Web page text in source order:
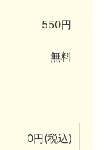
550円
無料
0円(税込)